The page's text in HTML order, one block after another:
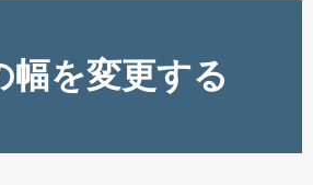
幅を変更する